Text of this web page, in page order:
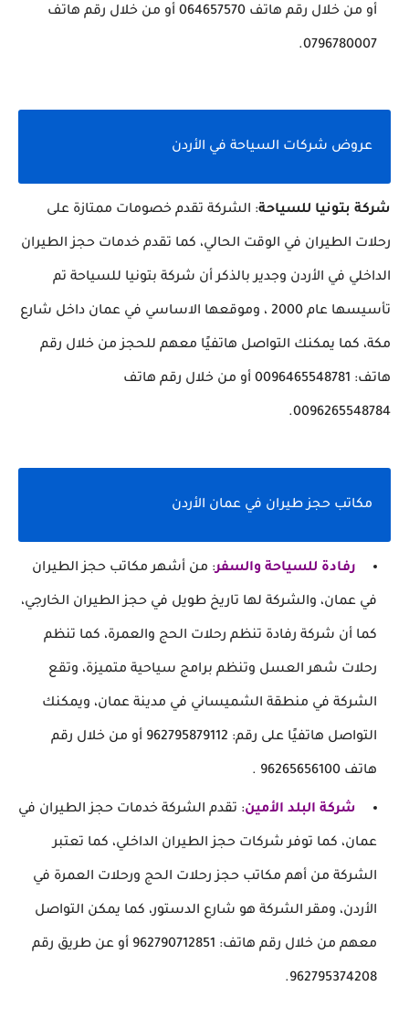
أو من خلال رقم هاتف 064657570 أو من خلال رقم هاتف
0796780007.
عروض شركات السياحة في الأردن
شركة بتونيا للسياحة: الشركة تقدم خصومات ممتازة على
رحلات الطيران في الوقت الحالي، كما تقدم خدمات حجز الطيران
الداخلي في الأردن وجدير بالذكر أن شركة بتونيا للسياحة تم
تأسيسها عام 2000 ، وموقعها الاساسي في عمان داخل شارع
مكة، كما يمكنك التواصل هاتفيًا معهم للحجز من خلال رقم
هاتف: 0096465548781 أو من خلال رقم هاتف
0096265548784.
مكاتب حجز طيران في عمان الأردن
رفادة للسياحة والسفر: من أشهر مكاتب حجز الطيران
في عمان، والشركة لها تاريخ طويل في حجز الطيران الخارجي،
كما أن شركة رفادة تنظم رحلات الحج والعمرة، كما تنظم
رحلات شهر العسل وتنظم برامج سياحية متميزة، وتقع
الشركة في منطقة الشميساني في مدينة عمان، ويمكنك
التواصل هاتفيًا على رقم: 962795879112 أو من خلال رقم
هاتف 96265656100 .
شركة البلد الأمين: تقدم الشركة خدمات حجز الطيران في
عمان، كما توفر شركات حجز الطيران الداخلي، كما تعتبر
الشركة من أهم مكاتب حجز رحلات الحج ورحلات العمرة في
الأردن، ومقر الشركة هو شارع الدستور، كما يمكن التواصل
معهم من خلال رقم هاتف: 962790712851 أو عن طريق رقم
962795374208.